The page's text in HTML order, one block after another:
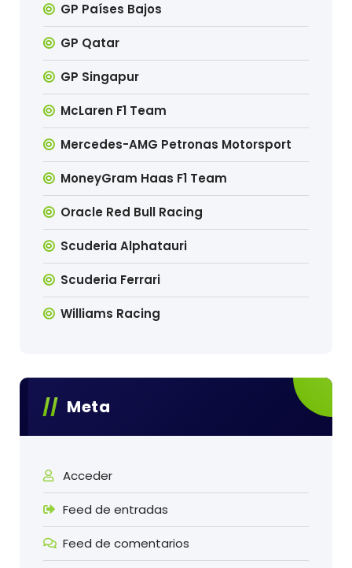
GP Países Bajos
GP Qatar
GP Singapur
McLaren F1 Team
Mercedes-AMG Petronas Motorsport
MoneyGram Haas F1 Team
Oracle Red Bull Racing
Scuderia Alphatauri
Scuderia Ferrari
Williams Racing
Meta
Acceder
Feed de entradas
Feed de comentarios